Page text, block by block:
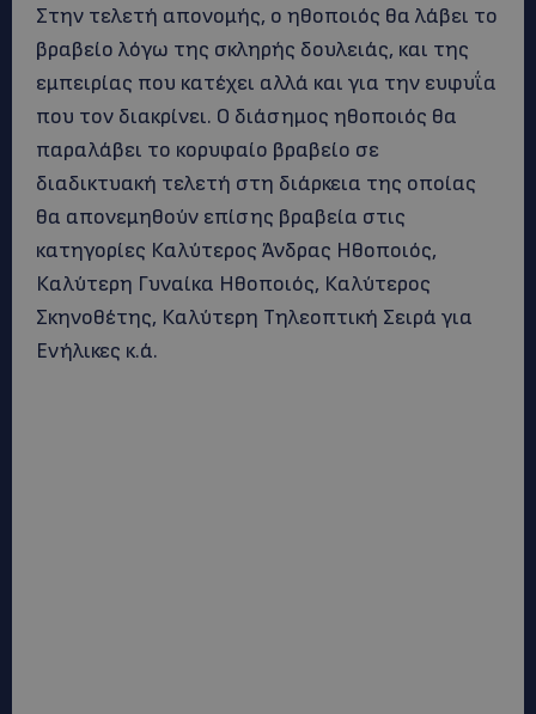
Στην τελετή απονομής, ο ηθοποιός θα λάβει το
βραβείο λόγω της σκληρής δουλειάς, και της
εμπειρίας που κατέχει αλλά και για την ευφυΐα
που τον διακρίνει. Ο διάσημος ηθοποιός θα
παραλάβει το κορυφαίο βραβείο σε
διαδικτυακή τελετή στη διάρκεια της οποίας
θα απονεμηθούν επίσης βραβεία στις
κατηγορίες Καλύτερος Άνδρας Ηθοποιός,
Καλύτερη Γυναίκα Ηθοποιός, Καλύτερος
Σκηνοθέτης, Καλύτερη Τηλεοπτική Σειρά για
Ενήλικες κ.ά.